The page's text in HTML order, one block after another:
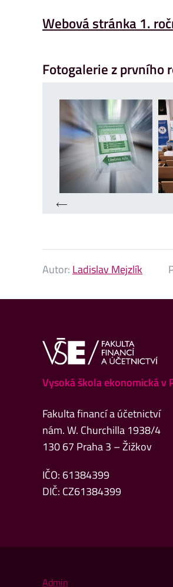
Webová stránka 1.
Fotogalerie z prvního
Autor: Ladislav Mejzlík
Vysoká škola ekonomická v
Fakulta financí a účetnictví
nám. W. Churchilla 1938/4
130 67 Praha 3 – Žižkov
IČO: 61384399
DIČ: CZ61384399
Admin